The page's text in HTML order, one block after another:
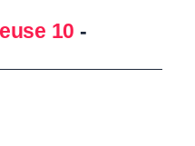
10 -